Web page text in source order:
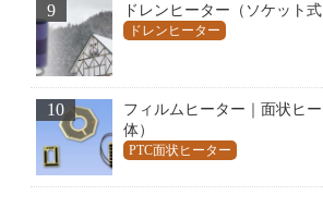
9 ドレンヒーター（ソケット式
ドレンヒーター
10
フィルムヒーター｜面状ヒ
体）
PTC面状ヒーター